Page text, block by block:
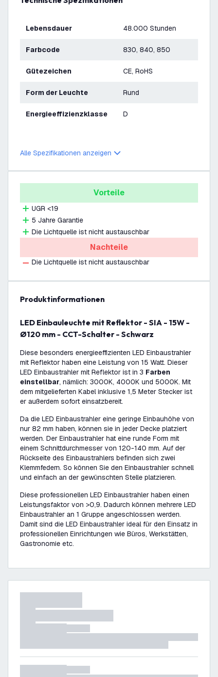
Lebensdauer 48.000 Stunden
Farbcode 830, 840, 850
Gütezeichen CE, RoHS
Form der Leuchte Rund
Energieeffizienzklasse D
Alle Spezifikationen anzeigen
Vorteile
UGR <19
5 Jahre Garantie
Die Lichtquelle ist nicht austauschbar
Nachteile
Die Lichtquelle ist nicht austauschbar
Produktinformationen
LED Einbauleuchte mit Reflektor - SIA - 15W -
Ø120 mm - CCT-Schalter - Schwarz
Diese besonders energieeffizienten LED Einbaustrahler
mit Reflektor haben eine Leistung von 15 Watt. Dieser
LED Einbaustrahler mit Reflektor ist in 3 Farben
einstellbar, nämlich: 3000K, 4000K und 5000K. Mit
dem mitgelieferten Kabel inklusive 1,5 Meter Stecker ist
er außerdem sofort einsatzbereit.
Da die LED Einbaustrahler eine geringe Einbauhöhe von
nur 82 mm haben, können sie in jeder Decke platziert
werden. Der Einbaustrahler hat eine runde Form mit
einem Schnittdurchmesser von 120-140 mm. Auf der
Rückseite des Einbaustrahlers befinden sich zwei
Klemmfedern. So können Sie den Einbaustrahler schnell
und einfach an der gewünschten Stelle platzieren.
Diese professionellen LED Einbaustrahler haben einen
Leistungsfaktor von >0,9. Dadurch können mehrere LED
Einbaustrahler an 1 Gruppe angeschlossen werden.
Damit sind die LED Einbaustrahler ideal für den Einsatz in
professionellen Einrichtungen wie Büros, Werkstätten,
Gastronomie etc.